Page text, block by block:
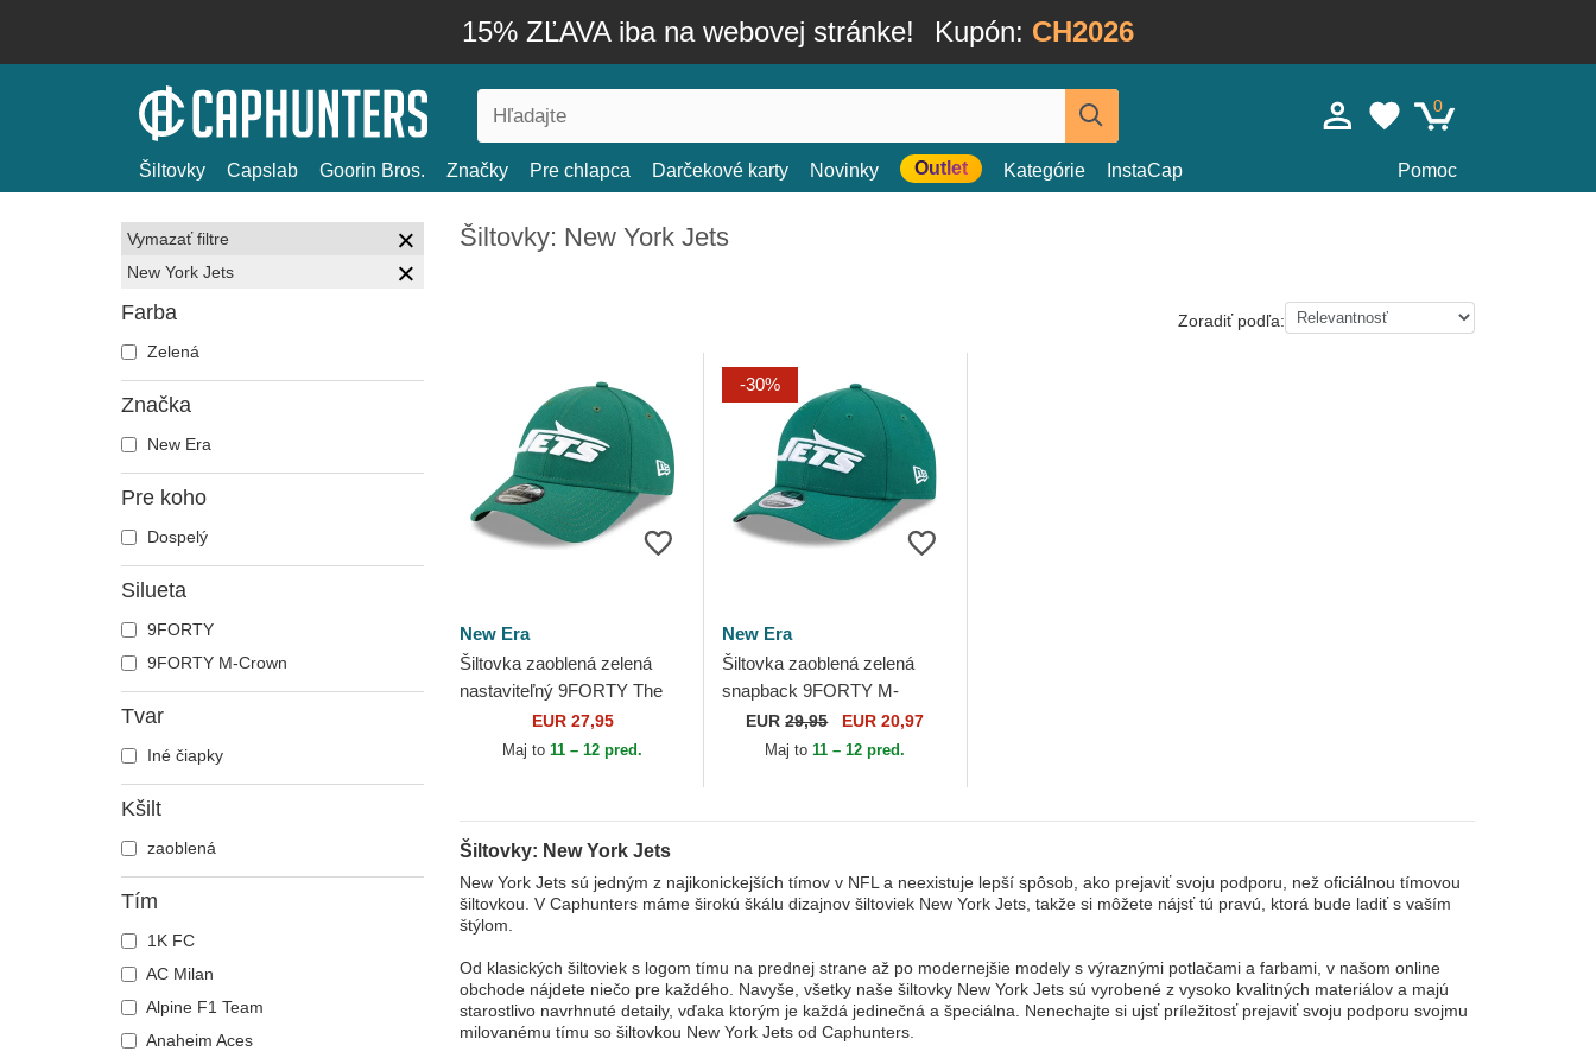
15% ZĽAVA iba na webovej stránke! Kupón: CH2026
0
Šiltovky Capslab Goorin Bros. Značky Pre chlapca Darčekové karty Novinky Outlet Kategórie InstaCap Pomoc
Vymazať filtre
New York Jets
Farba
Zelená
Značka
New Era
Pre koho
Dospelý
Silueta
9FORTY
9FORTY M-Crown
Tvar
Iné čiapky
Kšilt
zaoblená
Tím
1K FC
AC Milan
Alpine F1 Team
Anaheim Aces
Šiltovky: New York Jets
Zoradiť podľa:
New Era
Šiltovka zaoblená zelená
nastaviteľný 9FORTY The
League New York Jets NFL
New Era
EUR 27,95
Maj to11 – 12 pred.
-30%
New Era
Šiltovka zaoblená zelená
snapback 9FORTY M-
Crown Team New York Jets
NFL New Era
EUR29,95 EUR 20,97
Maj to11 – 12 pred.
Šiltovky: New York Jets
New York Jets sú jedným z najikonickejších tímov v NFL a neexistuje lepší spôsob, ako prejaviť svoju podporu, než oficiálnou tímovou
šiltovkou. V Caphunters máme širokú škálu dizajnov šiltoviek New York Jets, takže si môžete nájsť tú pravú, ktorá bude ladiť s vaším
štýlom.
Od klasických šiltoviek s logom tímu na prednej strane až po modernejšie modely s výraznými potlačami a farbami, v našom online
obchode nájdete niečo pre každého. Navyše, všetky naše šiltovky New York Jets sú vyrobené z vysoko kvalitných materiálov a majú
starostlivo navrhnuté detaily, vďaka ktorým je každá jedinečná a špeciálna. Nenechajte si ujsť príležitosť prejaviť svoju podporu svojmu
milovanému tímu so šiltovkou New York Jets od Caphunters.